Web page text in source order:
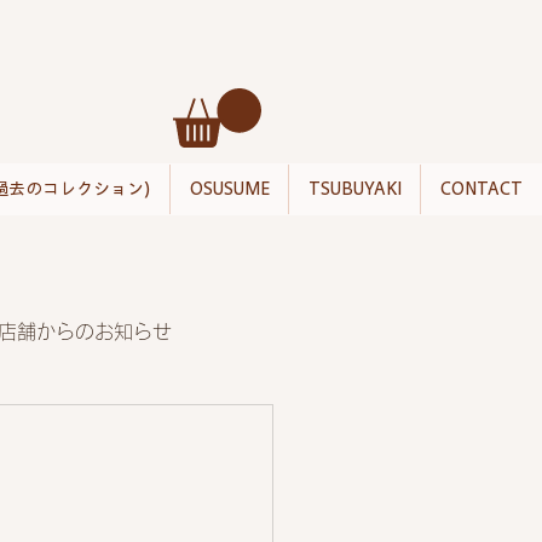
去のコレクション) OSUSUME TSUBUYAKI CONTACT
舗からのお知らせ